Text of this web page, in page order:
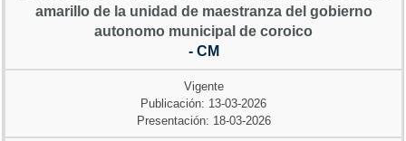
amarillo de la unidad de maestranza del gobierno
autonomo municipal de coroico
- CM
Vigente
Publicación: 13-03-2026
Presentación: 18-03-2026